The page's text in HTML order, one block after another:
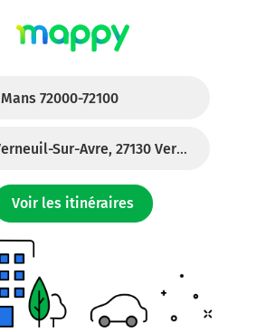
72000-72100
Sur-Avre, 27130 Verneuil-D'Avre-Et-D'Iton
Voir les itinéraires